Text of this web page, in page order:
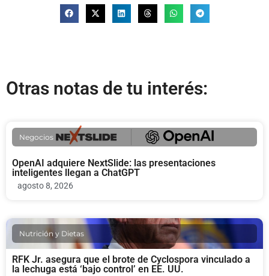
Otras notas de tu interés:
Negocios
OpenAI adquiere NextSlide: las presentaciones
inteligentes llegan a ChatGPT
agosto 8, 2026
Nutrición y Dietas
RFK Jr. asegura que el brote de Cyclospora vinculado a
la lechuga está ‘bajo control’ en EE. UU.